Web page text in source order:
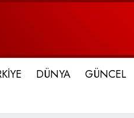
DÜNYA GÜNCEL